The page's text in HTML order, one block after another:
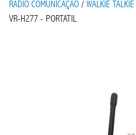
RADIO COMUNICAÇÃO / WALKIE TALKIE
VR-H277 - PORTATIL